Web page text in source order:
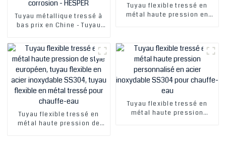
Tuyau métallique tressé à
bas prix en Chine - Tuyau
PTFE/Téflon résistant à la
corrosion - HESPER
Tuyau flexible tressé en
métal haute pression en
Tuyau flexible tressé en
métal haute pression de
Tuyau flexible tressé en
métal haute pression